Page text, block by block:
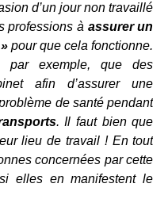
d’un jour non travaillé
professions à assurer un
pour que cela fonctionne.
par exemple, que des
afin d’assurer une
de santé pendant
. Il faut bien que
lieu de travail ! En tout
concernées par cette
elles en manifestent le